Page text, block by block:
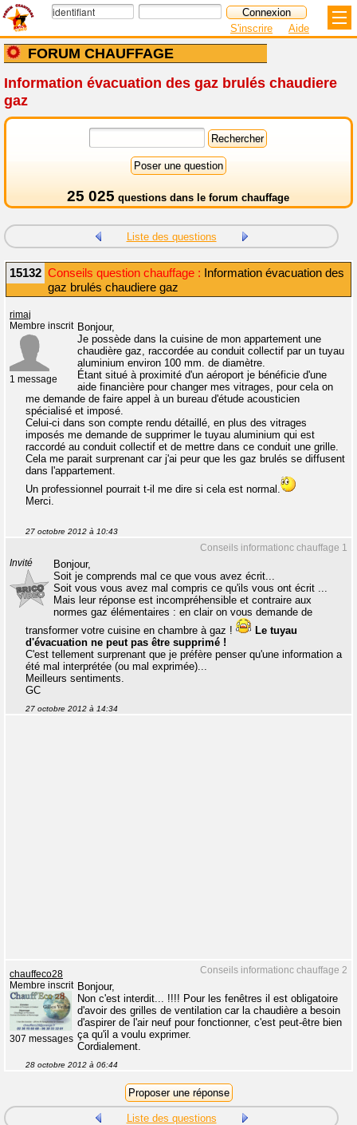
FORUM CHAUFFAGE
S'inscrire Aide
Information évacuation des gaz brulés chaudiere
gaz
25 025 questions dans le forum chauffage
Liste des questions
15132 Conseils question chauffage : Information évacuation des
gaz brulés chaudiere gaz
rimaj
Membre inscrit
1 message
Bonjour,
Je possède dans la cuisine de mon appartement une
chaudière gaz, raccordée au conduit collectif par un tuyau
aluminium environ 100 mm. de diamètre.
Étant situé à proximité d'un aéroport je bénéficie d'une
aide financière pour changer mes vitrages, pour cela on
me demande de faire appel à un bureau d'étude acousticien
spécialisé et imposé.
Celui-ci dans son compte rendu détaillé, en plus des vitrages
imposés me demande de supprimer le tuyau aluminium qui est
raccordé au conduit collectif et de mettre dans ce conduit une grille.
Cela me parait surprenant car j'ai peur que les gaz brulés se diffusent
dans l'appartement.
Un professionnel pourrait t-il me dire si cela est normal.
Merci.
27 octobre 2012 à 10:43
Conseils informationc chauffage 1
Invité
Bonjour,
Soit je comprends mal ce que vous avez écrit...
Soit vous vous avez mal compris ce qu'ils vous ont écrit ...
Mais leur réponse est incompréhensible et contraire aux
normes gaz élémentaires : en clair on vous demande de
transformer votre cuisine en chambre à gaz !
Le tuyau
d'évacuation ne peut pas être supprimé !
C'est tellement surprenant que je préfère penser qu'une information a
été mal interprétée (ou mal exprimée)...
Meilleurs sentiments.
GC
27 octobre 2012 à 14:34
Conseils informationc chauffage 2
chauffeco28
Membre inscrit
307 messages
Bonjour,
Non c'est interdit... !!!! Pour les fenêtres il est obligatoire
d'avoir des grilles de ventilation car la chaudière a besoin
d'aspirer de l'air neuf pour fonctionner, c'est peut-être bien
ça qu'il a voulu exprimer.
Cordialement.
28 octobre 2012 à 06:44
Liste des questions